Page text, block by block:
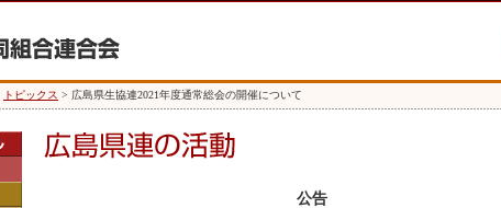
トピックス > 広島県生協連2021年度通常総会の開催について
公告